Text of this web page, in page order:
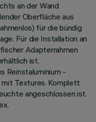
an der Wand
Oberfläche aus
für die bündig
Für die Installation an
Adapterrahmen
ist.
Reinstaluminium -
Textures. Komplett
angeschlossen ist.